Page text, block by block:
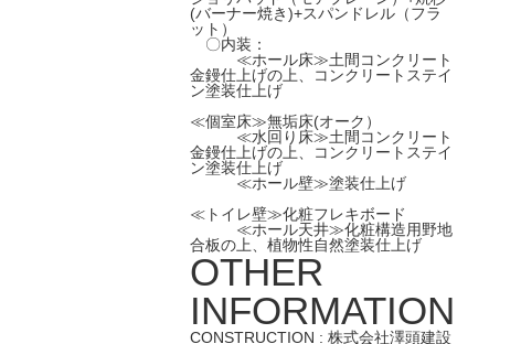
(バーナー焼き)+スパンドレル（フラ
ット）
〇内装：
≪ホール床≫土間コンクリート
金鏝仕上げの上、コンクリートステイ
ン塗装仕上げ
≪個室床≫無垢床(オーク）
≪水回り床≫土間コンクリート
金鏝仕上げの上、コンクリートステイ
ン塗装仕上げ
≪ホール壁≫塗装仕上げ
≪トイレ壁≫化粧フレキボード
≪ホール天井≫化粧構造用野地
合板の上、植物性自然塗装仕上げ
OTHER
INFORMATION
CONSTRUCTION : 株式会社澤頭建設